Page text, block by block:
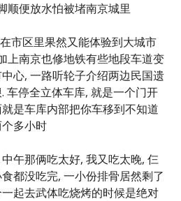
顺便放水怕被堵南京城里
市区里果然又能体验到大城市
上南京也修地铁有些地段车道变
心, 一路听轮子介绍两边民国遗
车停全立体车库, 就是一个门开
是车库内部把你车移到不知道
多小时
午那俩吃太好, 我又吃太晚, 仨
都没吃完, 一小份排骨居然剩了
起去武体吃烧烤的时候是绝对